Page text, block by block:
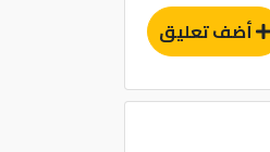
أضف تعليق